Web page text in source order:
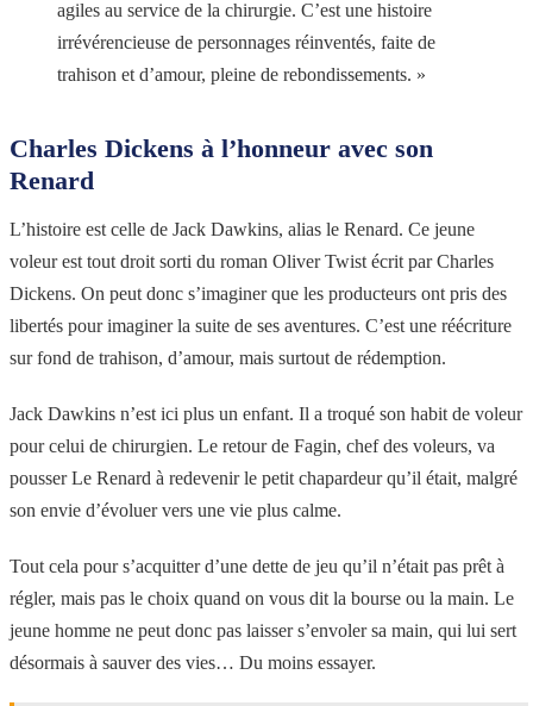
agiles au service de la chirurgie. C’est une histoire
irrévérencieuse de personnages réinventés, faite de
trahison et d’amour, pleine de rebondissements. »
Charles Dickens à l’honneur avec son
Renard
L’histoire est celle de Jack Dawkins, alias le Renard. Ce jeune
voleur est tout droit sorti du roman Oliver Twist écrit par Charles
Dickens. On peut donc s’imaginer que les producteurs ont pris des
libertés pour imaginer la suite de ses aventures. C’est une réécriture
sur fond de trahison, d’amour, mais surtout de rédemption.
Jack Dawkins n’est ici plus un enfant. Il a troqué son habit de voleur
pour celui de chirurgien. Le retour de Fagin, chef des voleurs, va
pousser Le Renard à redevenir le petit chapardeur qu’il était, malgré
son envie d’évoluer vers une vie plus calme.
Tout cela pour s’acquitter d’une dette de jeu qu’il n’était pas prêt à
régler, mais pas le choix quand on vous dit la bourse ou la main. Le
jeune homme ne peut donc pas laisser s’envoler sa main, qui lui sert
désormais à sauver des vies… Du moins essayer.